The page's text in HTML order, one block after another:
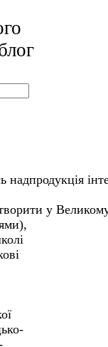
надпродукція
у